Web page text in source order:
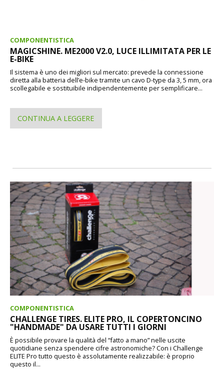
COMPONENTISTICA
MAGICSHINE. ME2000 V2.0, LUCE ILLIMITATA PER LE
E-BIKE
Il sistema è uno dei migliori sul mercato: prevede la connessione
diretta alla batteria dell’e-bike tramite un cavo D-type da 3, 5 mm, ora
scollegabile e sostituibile indipendentemente per semplificare...
CONTINUA A LEGGERE
COMPONENTISTICA
CHALLENGE TIRES. ELITE PRO, IL COPERTONCINO
"HANDMADE" DA USARE TUTTI I GIORNI
È possibile provare la qualità del “fatto a mano” nelle uscite
quotidiane senza spendere cifre astronomiche? Con i Challenge
ELITE Pro tutto questo è assolutamente realizzabile: è proprio
questo il...